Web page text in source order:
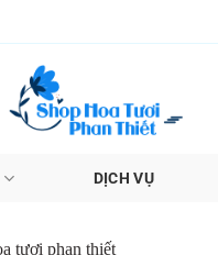
DỊCH VỤ